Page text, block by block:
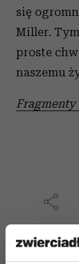
się
Miller.
proste
naszemu
Fragmenty
NOWOŚCI